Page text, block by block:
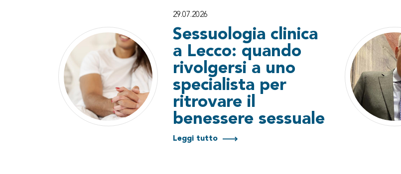
29.07.2026
Sessuologia clinica
a Lecco: quando
rivolgersi a uno
specialista per
ritrovare il
benessere sessuale
Leggi tutto